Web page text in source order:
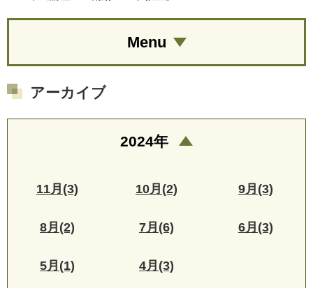
Menu
アーカイブ
2024年
11月(3) 10月(2) 9月(3)
8月(2) 7月(6) 6月(3)
5月(1) 4月(3)